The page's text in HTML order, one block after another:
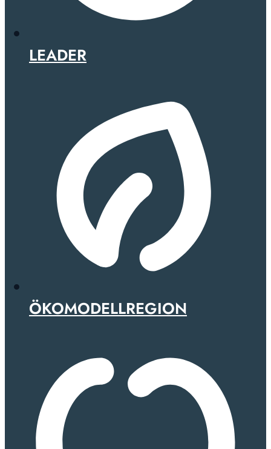
LEADER
ÖKOMODELLREGION